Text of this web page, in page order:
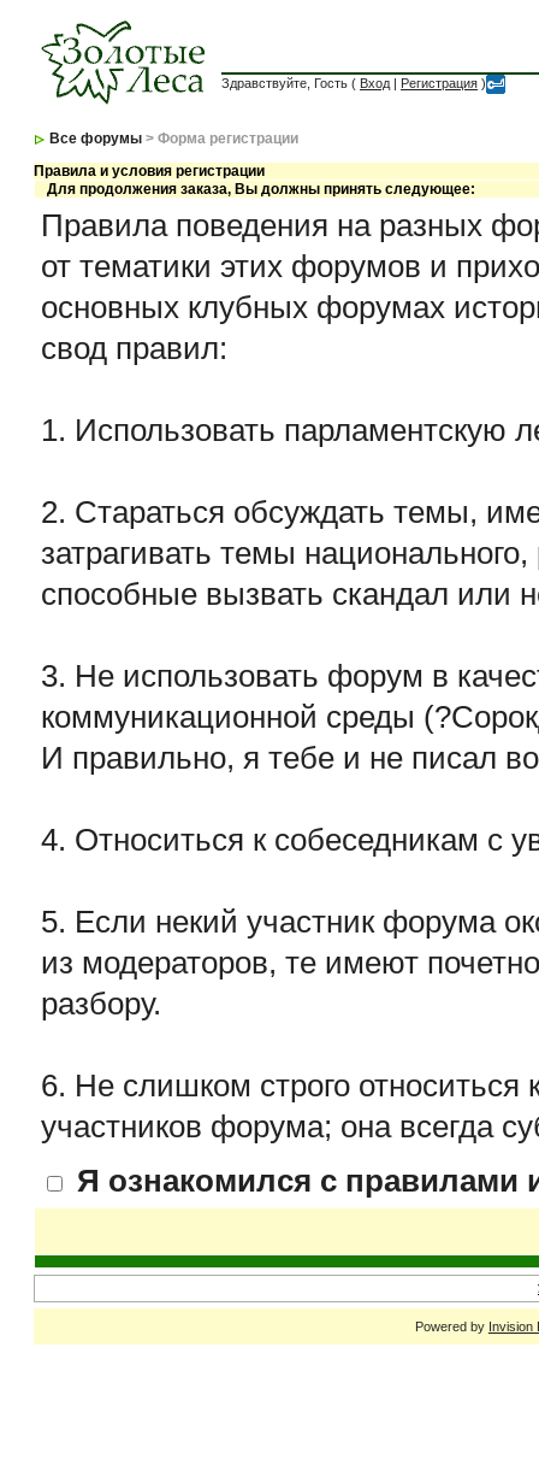
Здравствуйте, Гость ( Вход | Регистрация )
Все форумы > Форма регистрации
Правила и условия регистрации
Для продолжения заказа, Вы должны принять следующее:
Правила поведения на разных
от тематики этих форумов и
основных клубных форумах
свод правил:
1. Использовать парламентскую
2. Стараться обсуждать темы,
затрагивать темы
способные вызвать скандал или
3. Не использовать форум в
коммуникационной среды
И правильно, я тебе и не писал
4. Относиться к собеседникам с
5. Если некий участник форума
из модераторов, те имеют
разбору.
6. Не слишком строго относиться
участников форума; она всегда
Я ознакомился с правилами
Powered by Invision